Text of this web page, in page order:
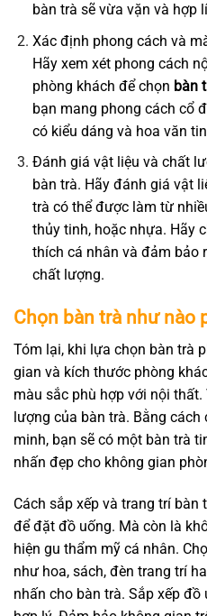
bàn trà sẽ vừa vặn và hợp
Xác định phong cách và
Hãy xem xét phong cách
phòng khách để chọn bàn
bạn mang phong cách cổ
có kiểu dáng và hoa văn
Đánh giá vật liệu và chất
bàn trà. Hãy đánh giá vật
trà có thể được làm từ
thủy tinh, hoặc nhựa. Hãy
thích cá nhân và đảm bảo
chất lượng.
Chọn bàn trà như nào
Tóm lại, khi lựa chọn bàn trà
gian và kích thước phòng
màu sắc phù hợp với nội
lượng của bàn trà. Bằng
minh, bạn sẽ có một bàn trà
nhấn đẹp cho không gian
Cách sắp xếp và trang trí bàn
để đặt đồ uống. Mà còn là
hiện gu thẩm mỹ cá nhân.
như hoa, sách, đèn trang trí
nhấn cho bàn trà. Sắp xếp